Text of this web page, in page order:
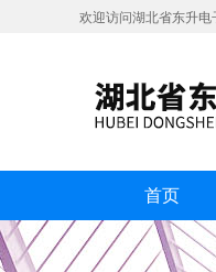
欢迎访问湖北省东升电
首页